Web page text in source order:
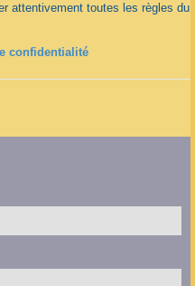
attentivement toutes les règles du
confidentialité